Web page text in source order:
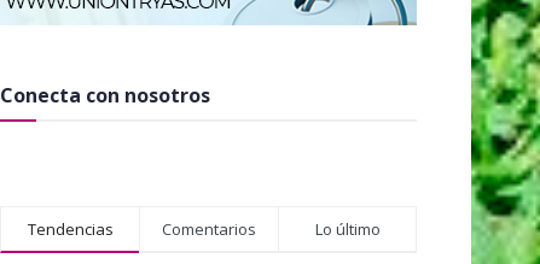
Conecta con nosotros
Tendencias Comentarios Lo último